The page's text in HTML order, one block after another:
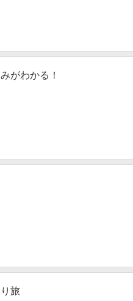
がわかる！
旅